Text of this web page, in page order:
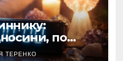
по
ТЕРЕНКО